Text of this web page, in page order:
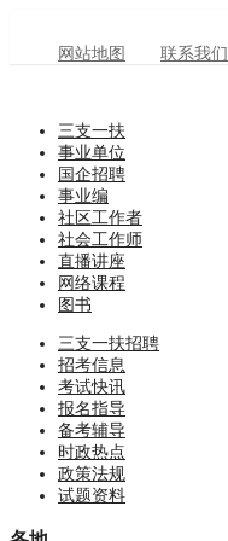
网站地图 联系我们
三支一扶
事业单位
国企招聘
事业编
社区工作者
社会工作师
直播讲座
网络课程
图书
三支一扶招聘
招考信息
考试快讯
报名指导
备考辅导
时政热点
政策法规
试题资料